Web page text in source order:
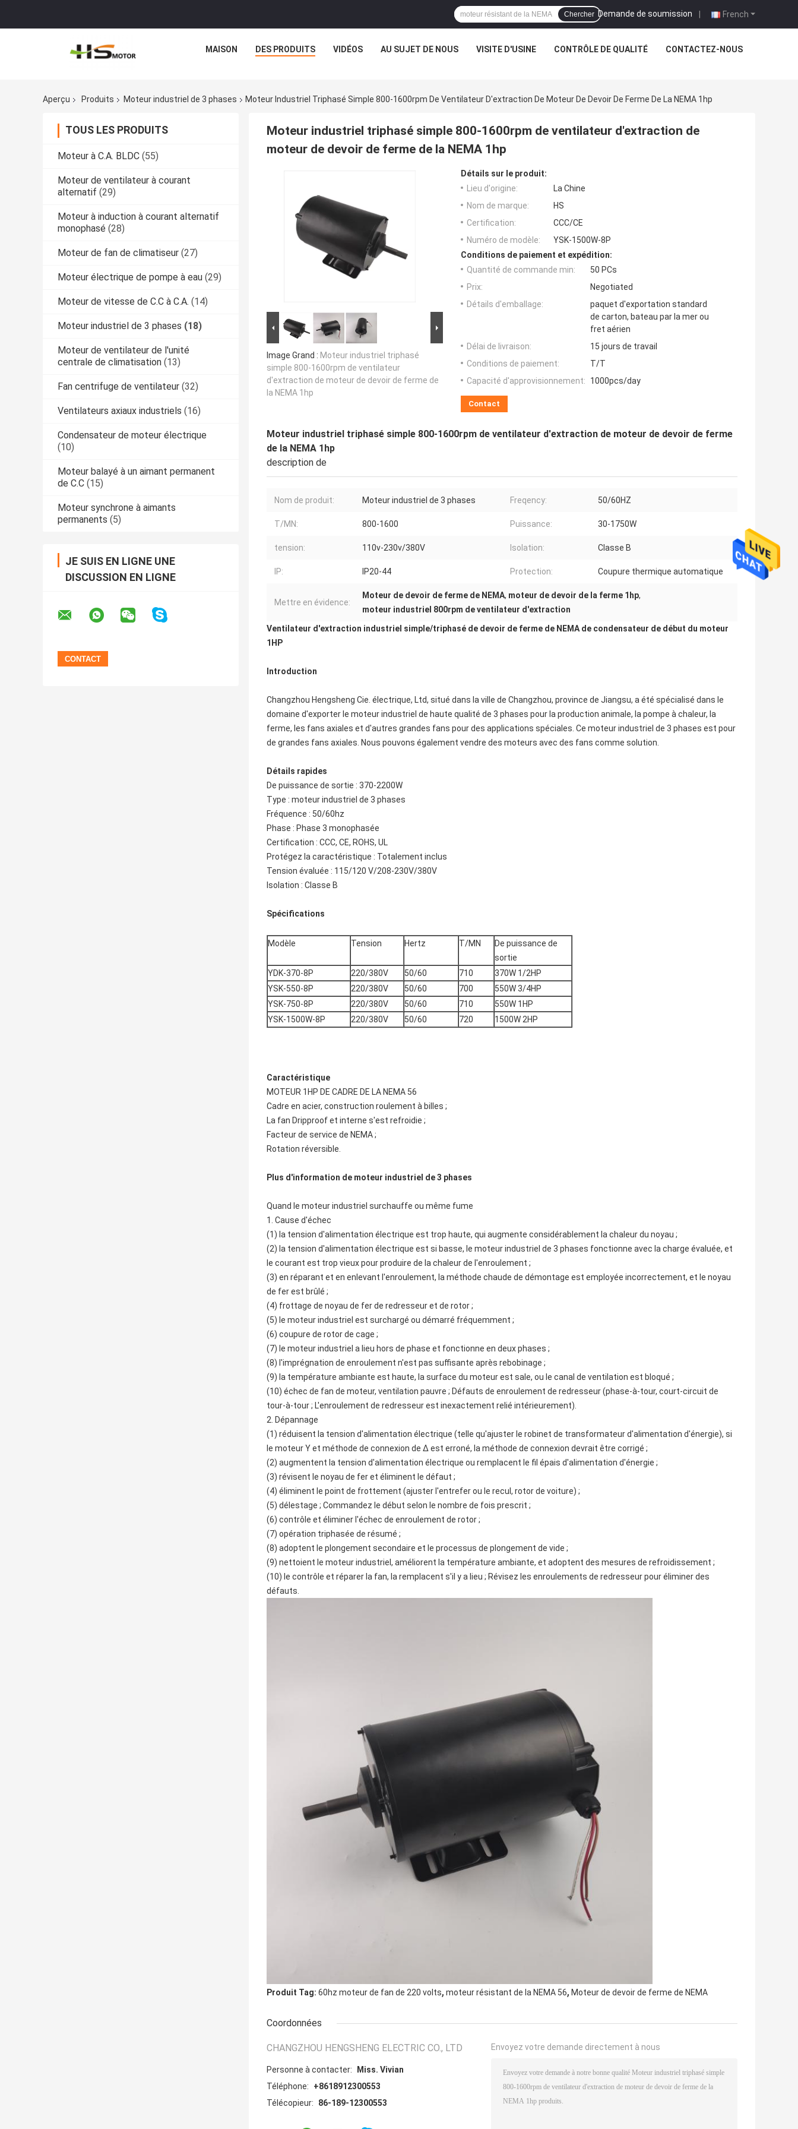
French
Demande de soumission |
Chercher
MAISON DES PRODUITS VIDÉOS AU SUJET DE NOUS VISITE D'USINE CONTRÔLE DE QUALITÉ CONTACTEZ-NOUS
Aperçu Produits Moteur industriel de 3 phases Moteur Industriel Triphasé Simple 800-1600rpm De Ventilateur D'extraction De Moteur De Devoir De Ferme De La NEMA 1hp
TOUS LES PRODUITS
Moteur à C.A. BLDC (55)
Moteur de ventilateur à courant
alternatif (29)
Moteur à induction à courant alternatif
monophasé (28)
Moteur de fan de climatiseur (27)
Moteur électrique de pompe à eau (29)
Moteur de vitesse de C.C à C.A. (14)
Moteur industriel de 3 phases (18)
Moteur de ventilateur de l'unité
centrale de climatisation (13)
Fan centrifuge de ventilateur (32)
Ventilateurs axiaux industriels (16)
Condensateur de moteur électrique
(10)
Moteur balayé à un aimant permanent
de C.C (15)
Moteur synchrone à aimants
permanents (5)
JE SUIS EN LIGNE UNE
DISCUSSION EN LIGNE
Moteur industriel triphasé simple 800-1600rpm de ventilateur d'extraction de
moteur de devoir de ferme de la NEMA 1hp
Image Grand : Moteur industriel triphasé
simple 800-1600rpm de ventilateur
d'extraction de moteur de devoir de ferme de
la NEMA 1hp
Détails sur le produit:
Lieu d'origine:
La Chine
Nom de marque:
HS
Certification:
CCC/CE
Numéro de modèle:
YSK-1500W-8P
Conditions de paiement et expédition:
Quantité de commande min:
50 PCs
Prix:
Negotiated
Détails d'emballage:
paquet d'exportation standard
de carton, bateau par la mer ou
fret aérien
Délai de livraison:
15 jours de travail
Conditions de paiement:
T/T
Capacité d'approvisionnement:
1000pcs/day
Contact
Moteur industriel triphasé simple 800-1600rpm de ventilateur d'extraction de moteur de devoir de ferme
de la NEMA 1hp
description de
Nom de produit: Moteur industriel de 3 phases Freqency: 50/60HZ
T/MN: 800-1600 Puissance: 30-1750W
tension: 110v-230v/380V Isolation: Classe B
IP: IP20-44 Protection: Coupure thermique automatique
Mettre en évidence:
Moteur de devoir de ferme de NEMA, moteur de devoir de la ferme 1hp,
moteur industriel 800rpm de ventilateur d'extraction
Ventilateur d'extraction industriel simple/triphasé de devoir de ferme de NEMA de condensateur de début du moteur
1HP
Introduction
Changzhou Hengsheng Cie. électrique, Ltd, situé dans la ville de Changzhou, province de Jiangsu, a été spécialisé dans le
domaine d'exporter le moteur industriel de haute qualité de 3 phases pour la production animale, la pompe à chaleur, la
ferme, les fans axiales et d'autres grandes fans pour des applications spéciales. Ce moteur industriel de 3 phases est pour
de grandes fans axiales. Nous pouvons également vendre des moteurs avec des fans comme solution.
Détails rapides
De puissance de sortie : 370-2200W
Type : moteur industriel de 3 phases
Fréquence : 50/60hz
Phase : Phase 3 monophasée
Certification : CCC, CE, ROHS, UL
Protégez la caractéristique : Totalement inclus
Tension évaluée : 115/120 V/208-230V/380V
Isolation : Classe B
Spécifications
Modèle Tension Hertz T/MN
De puissance de
sortie
YDK-370-8P
220/380V 50/60 710
370W 1/2HP
YSK-550-8P
220/380V 50/60 700
550W 3/4HP
YSK-750-8P
220/380V 50/60 710
550W 1HP
YSK-1500W-8P
220/380V 50/60 720 1500W 2HP
Caractéristique
MOTEUR 1HP DE CADRE DE LA NEMA 56
Cadre en acier, construction roulement à billes ;
La fan Dripproof et interne s'est refroidie ;
Facteur de service de NEMA ;
Rotation réversible.
Plus d'information de moteur industriel de 3 phases
Quand le moteur industriel surchauffe ou même fume
1. Cause d'échec
(1) la tension d'alimentation électrique est trop haute, qui augmente considérablement la chaleur du noyau ;
(2) la tension d'alimentation électrique est si basse, le moteur industriel de 3 phases fonctionne avec la charge évaluée, et
le courant est trop vieux pour produire de la chaleur de l'enroulement ;
(3) en réparant et en enlevant l'enroulement, la méthode chaude de démontage est employée incorrectement, et le noyau
de fer est brûlé ;
(4) frottage de noyau de fer de redresseur et de rotor ;
(5) le moteur industriel est surchargé ou démarré fréquemment ;
(6) coupure de rotor de cage ;
(7) le moteur industriel a lieu hors de phase et fonctionne en deux phases ;
(8) l'imprégnation de enroulement n'est pas suffisante après rebobinage ;
(9) la température ambiante est haute, la surface du moteur est sale, ou le canal de ventilation est bloqué ;
(10) échec de fan de moteur, ventilation pauvre ; Défauts de enroulement de redresseur (phase-à-tour, court-circuit de
tour-à-tour ; L'enroulement de redresseur est inexactement relié intérieurement).
2. Dépannage
(1) réduisent la tension d'alimentation électrique (telle qu'ajuster le robinet de transformateur d'alimentation d'énergie), si
le moteur Y et méthode de connexion de Δ est erroné, la méthode de connexion devrait être corrigé ;
(2) augmentent la tension d'alimentation électrique ou remplacent le fil épais d'alimentation d'énergie ;
(3) révisent le noyau de fer et éliminent le défaut ;
(4) éliminent le point de frottement (ajuster l'entrefer ou le recul, rotor de voiture) ;
(5) délestage ; Commandez le début selon le nombre de fois prescrit ;
(6) contrôle et éliminer l'échec de enroulement de rotor ;
(7) opération triphasée de résumé ;
(8) adoptent le plongement secondaire et le processus de plongement de vide ;
(9) nettoient le moteur industriel, améliorent la température ambiante, et adoptent des mesures de refroidissement ;
(10) le contrôle et réparer la fan, la remplacent s'il y a lieu ; Révisez les enroulements de redresseur pour éliminer des
défauts.
Produit Tag: 60hz moteur de fan de 220 volts, moteur résistant de la NEMA 56, Moteur de devoir de ferme de NEMA
Coordonnées
CHANGZHOU HENGSHENG ELECTRIC CO., LTD
Personne à contacter:
Miss. Vivian
Téléphone:
+8618912300553
Télécopieur:
86-189-12300553
Envoyez votre demande directement à nous